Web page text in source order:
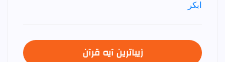
زیباترین آیه قرآن